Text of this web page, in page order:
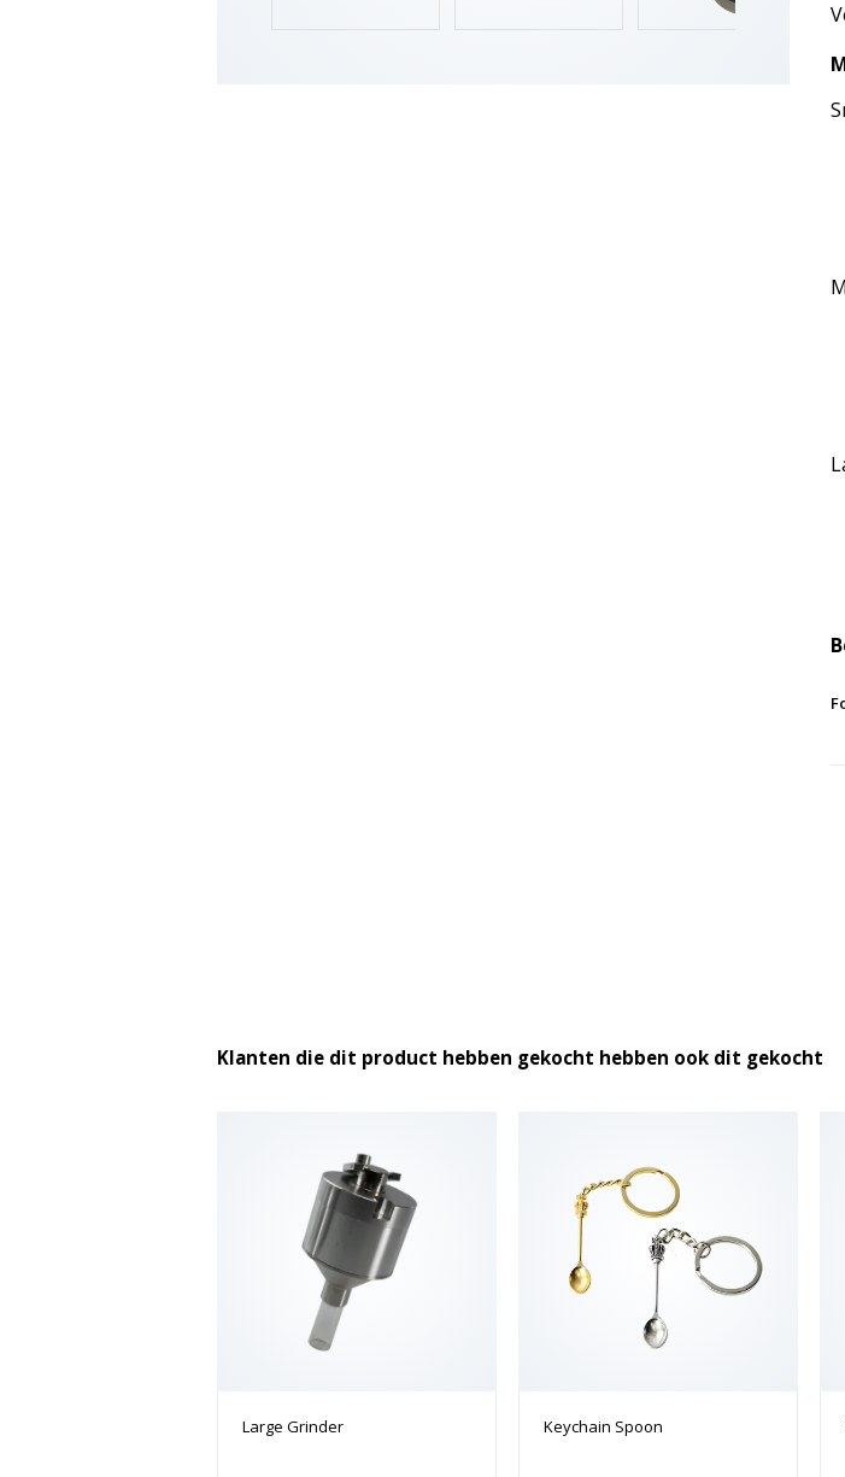
Klanten die dit product hebben gekocht hebben ook dit gekocht
Large Grinder Keychain Spoon